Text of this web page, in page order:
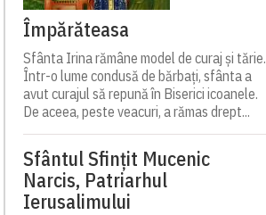
Împărăteasa
Sfânta Irina rămâne model de curaj și tărie.
Într-o lume condusă de bărbați, sfânta a
avut curajul să repună în Biserici icoanele.
De aceea, peste veacuri, a rămas drept...
Sfântul Sfinţit Mucenic
Narcis, Patriarhul
Ierusalimului